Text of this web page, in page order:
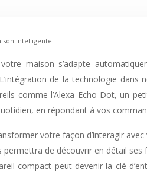
intelligente
de la technologie
comme l’Alexa Echo Dot, un
en répondant à vos
votre façon d’interagir
de découvrir en détail
compact peut devenir la clé